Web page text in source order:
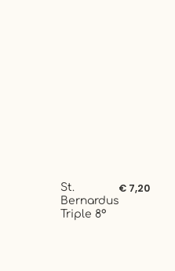
St.
Bernardus
Triple 8°
€ 7,20